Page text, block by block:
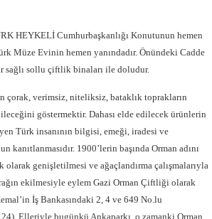
HEYKELİ Cumhurbaşkanlığı Konutunun hemen
Müze Evinin hemen yanındadır. Önündeki Cadde
sağlı sollu çiftlik binaları ile doludur.
çorak, verimsiz, niteliksiz, bataklık toprakların
göstermektir. Dahası elde edilecek ürünlerin
Türk insanının bilgisi, emeği, iradesi ve
kanıtlanmasıdır. 1900’lerin başında Orman adını
olarak genişletilmesi ve ağaçlandırma çalışmalarıyla
ekilmesiyle eylem Gazi Orman Çiftliği olarak
İş Bankasındaki 2, 4 ve 649 No.lu
24). Elleriyle bugünkü Ankaparkı, o zamanki Orman